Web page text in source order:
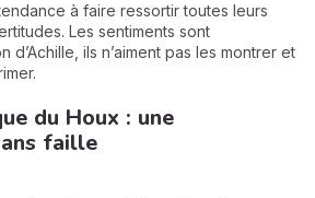
à faire ressortir toutes leurs
Les sentiments sont
d’Achille, ils n’aiment pas les montrer et
du Houx : une
faille